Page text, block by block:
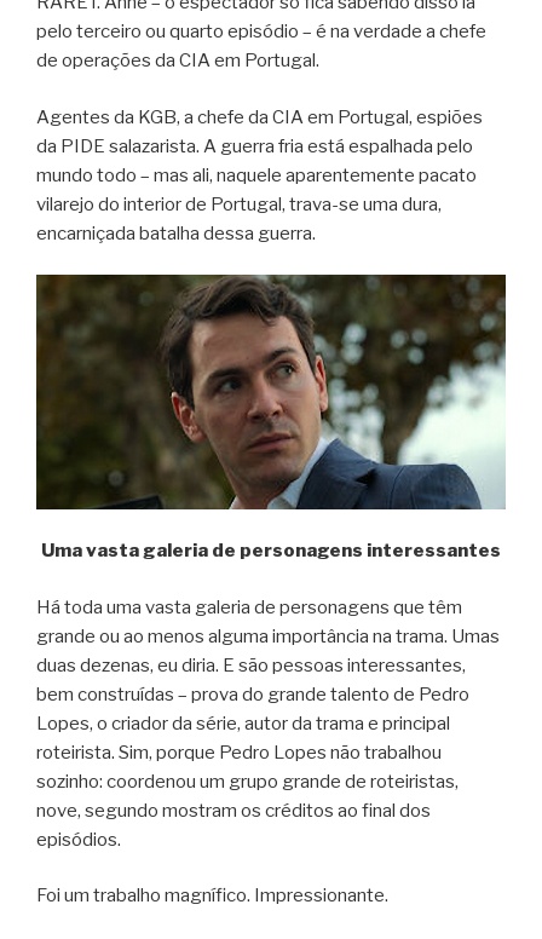
pelo terceiro ou quarto episódio – é na verdade a chefe
de operações da CIA em Portugal.
Agentes da KGB, a chefe da CIA em Portugal, espiões
da PIDE salazarista. A guerra fria está espalhada pelo
mundo todo – mas ali, naquele aparentemente pacato
vilarejo do interior de Portugal, trava-se uma dura,
encarniçada batalha dessa guerra.
Uma vasta galeria de personagens interessantes
Há toda uma vasta galeria de personagens que têm
grande ou ao menos alguma importância na trama. Umas
duas dezenas, eu diria. E são pessoas interessantes,
bem construídas – prova do grande talento de Pedro
Lopes, o criador da série, autor da trama e principal
roteirista. Sim, porque Pedro Lopes não trabalhou
sozinho: coordenou um grupo grande de roteiristas,
nove, segundo mostram os créditos ao final dos
episódios.
Foi um trabalho magnífico. Impressionante.